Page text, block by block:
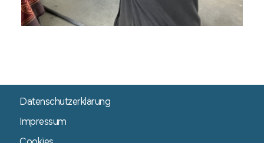
Datenschutzerklärung
Impressum